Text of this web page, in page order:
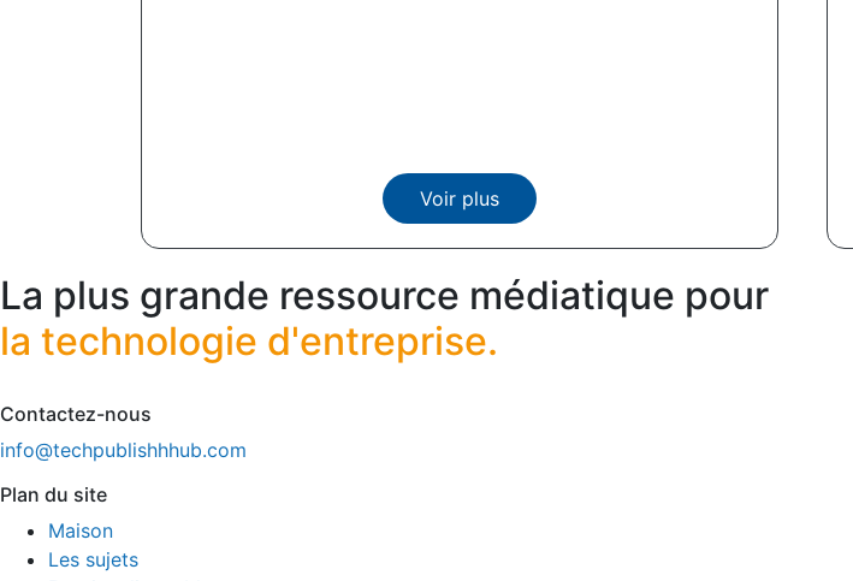
Voir plus
La plus grande ressource médiatique pour
la technologie d'entreprise.
Contactez-nous
info@techpublishhhub.com
Plan du site
Maison
Les sujets